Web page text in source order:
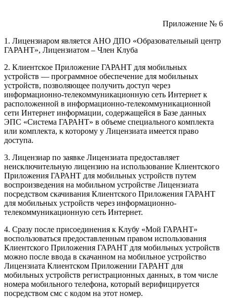
Приложение № 6
1. Лицензиаром является АНО ДПО «Образовательный центр
ГАРАНТ», Лицензиатом – Член Клуба
2. Клиентское Приложение ГАРАНТ для мобильных
устройств — программное обеспечение для мобильных
устройств, позволяющее получить доступ через
информационно-телекоммуникационную сеть Интернет к
расположенной в информационно-телекоммуникационной
сети Интернет информации, содержащейся в Базе данных
ЭПС «Система ГАРАНТ» в объеме специального комплекта
или комплекта, к которому у Лицензиата имеется право
доступа.
3. Лицензиар по заявке Лицензиата предоставляет
неисключительную лицензию на использование Клиентского
Приложения ГАРАНТ для мобильных устройств путем
воспроизведения на мобильном устройстве Лицензиата
посредством скачивания Клиентского Приложения ГАРАНТ
для мобильных устройств через информационно-
телекоммуникационную сеть Интернет.
4. Сразу после присоединения к Клубу «Мой ГАРАНТ»
воспользоваться предоставленным правом использования
Клиентского Приложения ГАРАНТ для мобильных устройств
можно после ввода в скачанном на мобильное устройство
Лицензиата Клиентском Приложении ГАРАНТ для
мобильных устройств регистрационных данных, в том числе
номера мобильного телефона, который верифицируется
посредством смс с кодом на этот номер.